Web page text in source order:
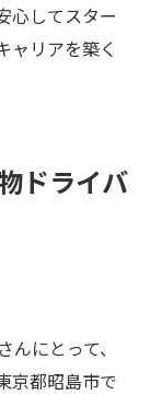
心してスター
ャリアを築く
ドライバ
にとって、
京都昭島市で